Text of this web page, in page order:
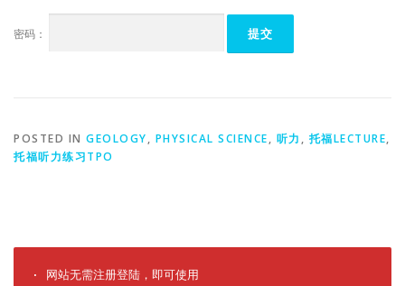
密码：
POSTED IN GEOLOGY, PHYSICAL SCIENCE, 听力 , 托福LECTURE,
托福听力练习TPO
· 网站无需注册登陆，即可使用